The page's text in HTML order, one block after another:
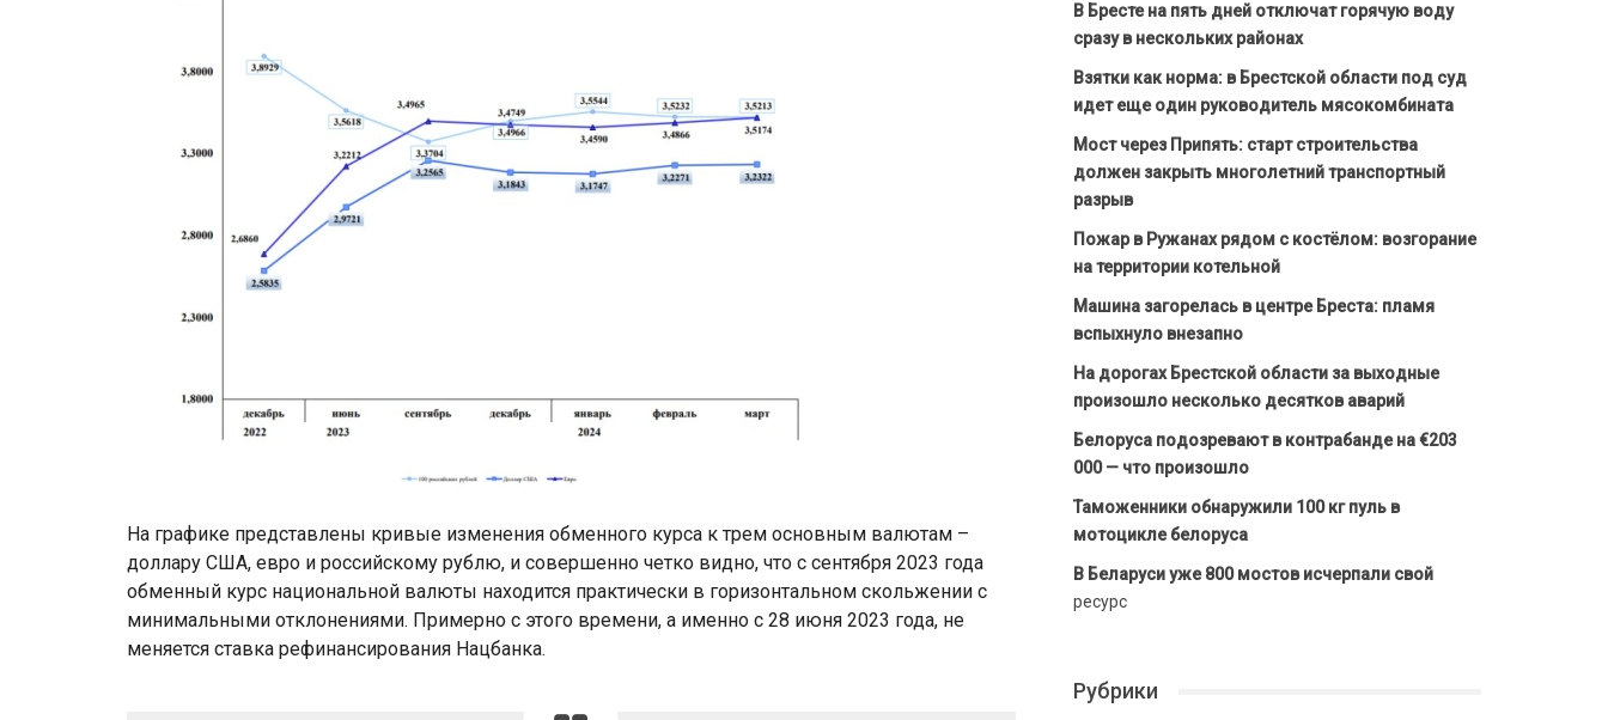
На графике представлены кривые изменения обменного курса к трем основным валютам –
доллару США, евро и российскому рублю, и совершенно четко видно, что с сентября 2023 года
обменный курс национальной валюты находится практически в горизонтальном скольжении с
минимальными отклонениями. Примерно с этого времени, а именно с 28 июня 2023 года, не
меняется ставка рефинансирования Нацбанка.
В Бресте на пять дней отключат горячую воду
сразу в нескольких районах
Взятки как норма: в Брестской области под суд
идет еще один руководитель мясокомбината
Мост через Припять: старт строительства
должен закрыть многолетний транспортный
разрыв
Пожар в Ружанах рядом с костёлом: возгорание
на территории котельной
Машина загорелась в центре Бреста: пламя
вспыхнуло внезапно
На дорогах Брестской области за выходные
произошло несколько десятков аварий
Белоруса подозревают в контрабанде на €203
000 — что произошло
Таможенники обнаружили 100 кг пуль в
мотоцикле белоруса
В Беларуси уже 800 мостов исчерпали свой
ресурс
Рубрики